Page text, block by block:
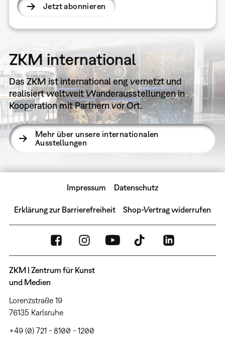
Jetzt abonnieren
ZKM international
Das ZKM ist international eng vernetzt und
realisiert weltweit Wanderausstellungen in
Kooperation mit Partnern vor Ort.
Mehr über unsere internationalen
Ausstellungen
Impressum Datenschutz
Erklärung zur Barrierefreiheit Shop-Vertrag widerrufen
ZKM | Zentrum für Kunst
und Medien
Lorenzstraße 19
76135 Karlsruhe
+49 (0) 721 - 8100 - 1200